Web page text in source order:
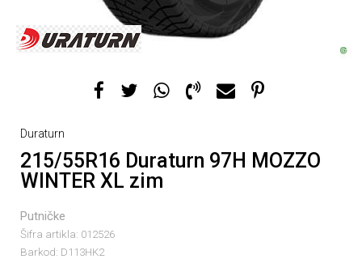
Duraturn
215/55R16 Duraturn 97H MOZZO
WINTER XL zim
Putničke
Šifra artikla: 012526
Barkod: D113HK2